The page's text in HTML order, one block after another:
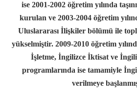
ise 2001-2002 öğretim yılında
kurulan ve 2003-2004 öğretim
Uluslararası İlişkiler bölümü ile
yükselmiştir. 2009-2010 öğretim
İşletme, İngilizce İktisat ve
programlarında ise tamamiyle
verilmeye